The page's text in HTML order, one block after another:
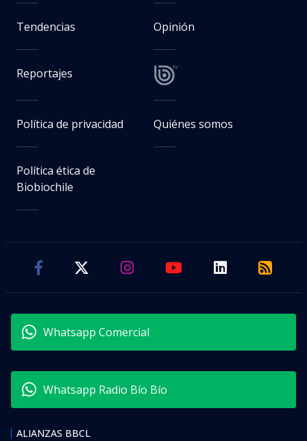
Tendencias Opinión
Reportajes
Política de privacidad Quiénes somos
Política ética de
Biobiochile
Whatsapp Comercial
Whatsapp Radio Bío Bío
ALIANZAS BBCL